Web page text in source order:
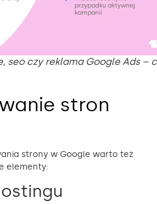
seo czy reklama Google Ads –
stron
strony w Google warto też
elementy: